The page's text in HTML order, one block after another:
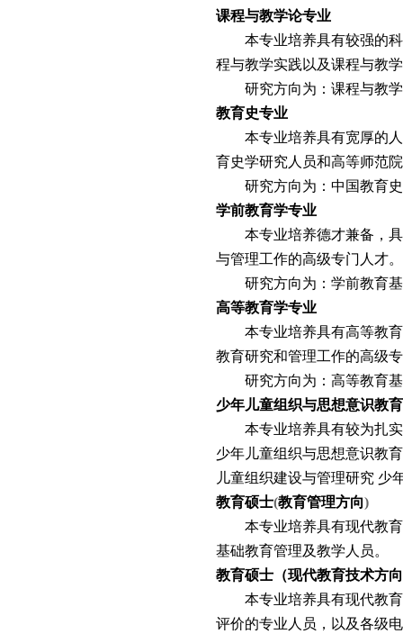
课程与教学论专业
本专业培养具有较强的
程与教学实践以及课程与教
研究方向为：课程与教
教育史专业
本专业培养具有宽厚的
育史学研究人员和高等师范
研究方向为：中国教育史
学前教育学专业
本专业培养德才兼备，
与管理工作的高级专门人才。
研究方向为：学前教育
高等教育学专业
本专业培养具有高等教
教育研究和管理工作的高级
研究方向为：高等教育
少年儿童组织与思想意识教
本专业培养具有较为扎
少年儿童组织与思想意识教
儿童组织建设与管理研究 少
教育硕士(教育管理方向)
本专业培养具有现代教
基础教育管理及教学人员。
教育硕士（现代教育技术方
本专业培养具有现代教
评价的专业人员，以及各级